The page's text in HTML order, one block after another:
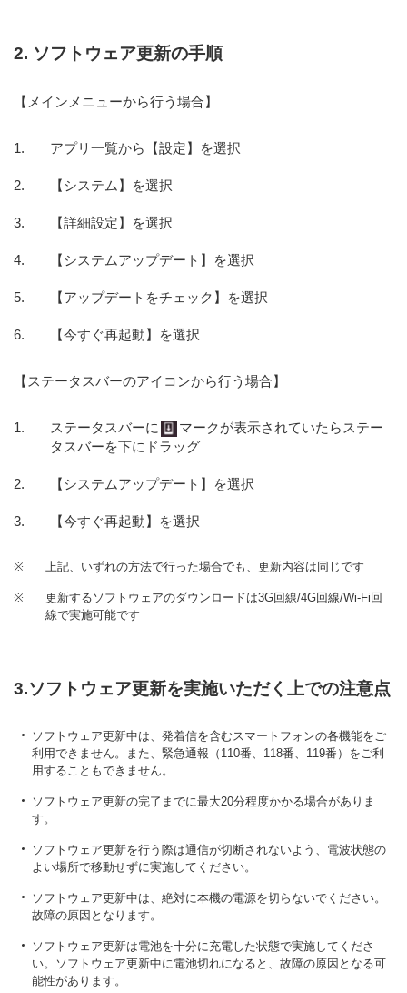
2. ソフトウェア更新の手順
【メインメニューから行う場合】
アプリ一覧から【設定】を選択
【システム】を選択
【詳細設定】を選択
【システムアップデート】を選択
【アップデートをチェック】を選択
【今すぐ再起動】を選択
【ステータスバーのアイコンから行う場合】
ステータスバーに
マークが表示されていたらステー
タスバーを下にドラッグ
【システムアップデート】を選択
【今すぐ再起動】を選択
※ 上記、いずれの方法で行った場合でも、更新内容は同じです
※
更新するソフトウェアのダウンロードは3G回線/4G回線/Wi-Fi回
線で実施可能です
3.ソフトウェア更新を実施いただく上での注意点
ソフトウェア更新中は、発着信を含むスマートフォンの各機能をご
利用できません。また、緊急通報（110番、118番、119番）をご利
用することもできません。
ソフトウェア更新の完了までに最大20分程度かかる場合がありま
す。
ソフトウェア更新を行う際は通信が切断されないよう、電波状態の
よい場所で移動せずに実施してください。
ソフトウェア更新中は、絶対に本機の電源を切らないでください。
故障の原因となります。
ソフトウェア更新は電池を十分に充電した状態で実施してくださ
い。ソフトウェア更新中に電池切れになると、故障の原因となる可
能性があります。